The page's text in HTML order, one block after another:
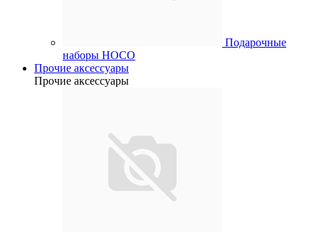
Подарочные
наборы HOCO
Прочие аксессуары
Прочие аксессуары